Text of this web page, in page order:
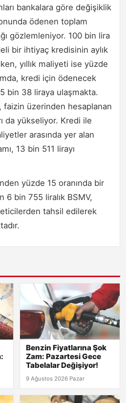
bankalara göre değişiklik
ödenen toplam
gözlemleniyor. 100 bin lira
bir ihtiyaç kredisinin aylık
yıllık maliyeti ise yüzde
kredi için ödenecek
bin 38 liraya ulaşmakta.
faizin üzerinden hesaplanan
da yükseliyor. Kredi ile
arasında yer alan
13 bin 511 lirayı
yüzde 15 oranında bir
6 bin 755 liralık BSMV,
tahsil edilerek
Benzin Fiyatlarına Şok
Zam: Pazartesi Gece
Tabelalar Değişiyor!
9 Ağustos 2026 Pazar